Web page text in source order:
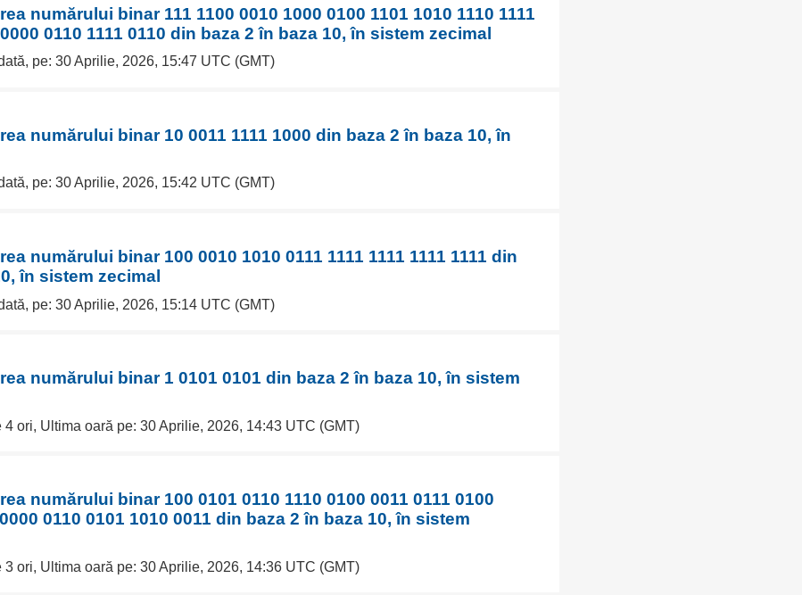
numărului binar 111 1100 0010 1000 0100 1101 1010 1110 1111
0110 1111 0110 din baza 2 în baza 10, în sistem zecimal
pe: 30 Aprilie, 2026, 15:47 UTC (GMT)
numărului binar 10 0011 1111 1000 din baza 2 în baza 10, în
pe: 30 Aprilie, 2026, 15:42 UTC (GMT)
numărului binar 100 0010 1010 0111 1111 1111 1111 1111 din
în sistem zecimal
pe: 30 Aprilie, 2026, 15:14 UTC (GMT)
numărului binar 1 0101 0101 din baza 2 în baza 10, în sistem
4 ori, Ultima oară pe: 30 Aprilie, 2026, 14:43 UTC (GMT)
numărului binar 100 0101 0110 1110 0100 0011 0111 0100
0110 0101 1010 0011 din baza 2 în baza 10, în sistem
3 ori, Ultima oară pe: 30 Aprilie, 2026, 14:36 UTC (GMT)